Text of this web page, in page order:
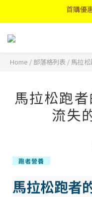
首購優
註冊會
首購優
Home / 部落格列表 / 馬拉
馬拉松跑
流失
跑者營養
馬拉松跑者